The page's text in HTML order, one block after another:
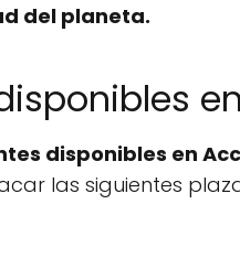
del planeta.
disponibles en
las siguientes